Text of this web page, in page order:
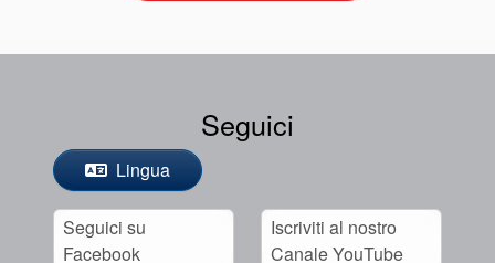
Sostenibilità
Seguici
Lingua
Seguici su
Facebook
Iscriviti al nostro
Canale YouTube